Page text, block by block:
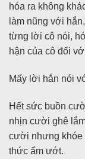
hóa ra không
làm nũng với
từng lời cô nói,
hận của cô đối
Mấy lời hắn nói
Hết sức buồn
nhịn cười ghê
cười nhưng khóe
thức ẩm ướt.